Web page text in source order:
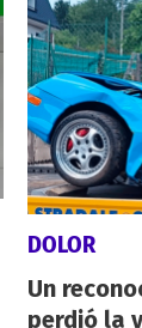
DOLOR
Un
perdió la